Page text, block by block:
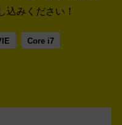
込みください！
Core i7